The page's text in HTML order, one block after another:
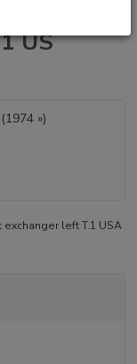
US
left T.1 USA